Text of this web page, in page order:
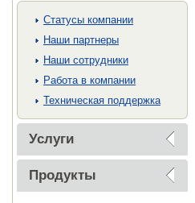
Cтатусы компании
Наши партнеры
Наши сотрудники
Работа в компании
Техническая поддержка
Услуги
Продукты